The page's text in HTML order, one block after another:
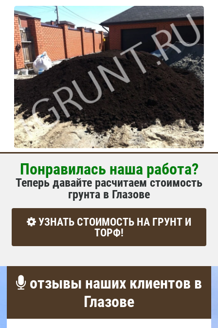
Понравилась наша работа?
Теперь давайте расчитаем стоимость
грунта в Глазове
УЗНАТЬ СТОИМОСТЬ НА ГРУНТ И
ТОРФ!
отзывы наших клиентов в
Глазове